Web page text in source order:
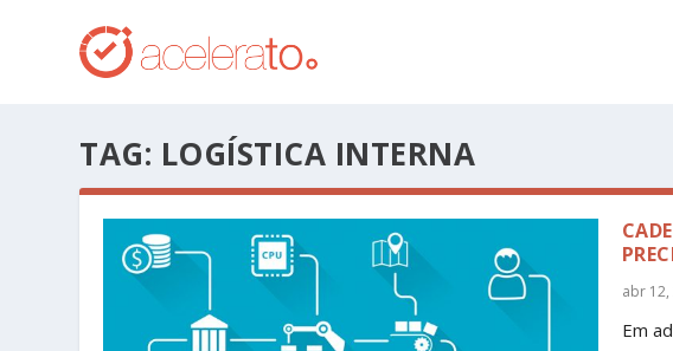
TAG: LOGÍSTICA INTERNA
abr 12,
Em